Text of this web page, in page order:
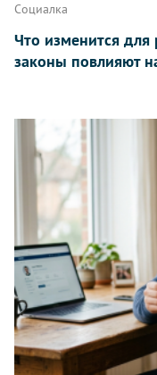
Социалка
Что изменится для
законы повлияют